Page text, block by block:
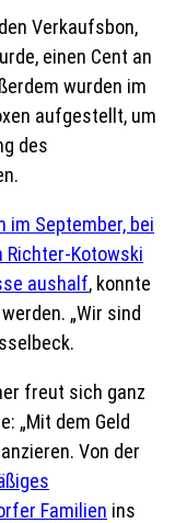
Verkaufsbon,
einen Cent an
wurden im
aufgestellt, um
des
im September, bei
Kotowski
aushalf, konnte
„Wir sind
freut sich ganz
„Mit dem Geld
Von der
Familien ins